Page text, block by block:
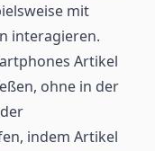
mit
interagieren.
Artikel
ohne in der
indem Artikel